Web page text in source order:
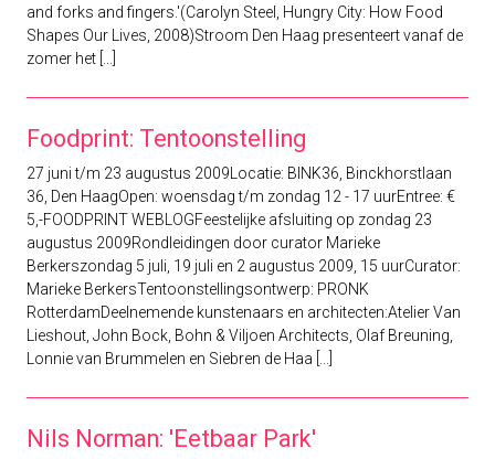
and forks and fingers.'(Carolyn Steel, Hungry City: How Food
Shapes Our Lives, 2008)Stroom Den Haag presenteert vanaf de
zomer het [...]
Foodprint: Tentoonstelling
27 juni t/m 23 augustus 2009Locatie: BINK36, Binckhorstlaan
36, Den HaagOpen: woensdag t/m zondag 12 - 17 uurEntree: €
5,-FOODPRINT WEBLOGFeestelijke afsluiting op zondag 23
augustus 2009Rondleidingen door curator Marieke
Berkerszondag 5 juli, 19 juli en 2 augustus 2009, 15 uurCurator:
Marieke BerkersTentoonstellingsontwerp: PRONK
RotterdamDeelnemende kunstenaars en architecten:Atelier Van
Lieshout, John Bock, Bohn & Viljoen Architects, Olaf Breuning,
Lonnie van Brummelen en Siebren de Haa [...]
Nils Norman: 'Eetbaar Park'